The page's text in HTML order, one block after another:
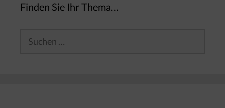
Finden Sie Ihr Thema…
Suchen